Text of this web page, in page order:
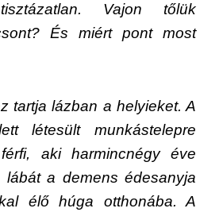
Vajon tőlük
És miért pont most
tartja lázban a helyieket. A
létesült munkástelepre
aki harmincnégy éve
a demens édesanyja
élő húga otthonába. A